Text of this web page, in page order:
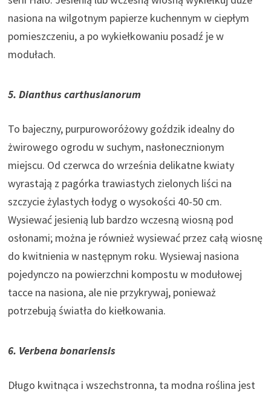
nasiona na wilgotnym papierze kuchennym w ciepłym
pomieszczeniu, a po wykiełkowaniu posadź je w
modułach.
5. Dianthus carthusianorum
To bajeczny, purpuroworóżowy goździk idealny do
żwirowego ogrodu w suchym, nasłonecznionym
miejscu. Od czerwca do września delikatne kwiaty
wyrastają z pagórka trawiastych zielonych liści na
szczycie żylastych łodyg o wysokości 40-50 cm.
Wysiewać jesienią lub bardzo wczesną wiosną pod
osłonami; można je również wysiewać przez całą wiosnę
do kwitnienia w następnym roku. Wysiewaj nasiona
pojedynczo na powierzchni kompostu w modułowej
tacce na nasiona, ale nie przykrywaj, ponieważ
potrzebują światła do kiełkowania.
6. Verbena bonariensis
Długo kwitnąca i wszechstronna, ta modna roślina jest